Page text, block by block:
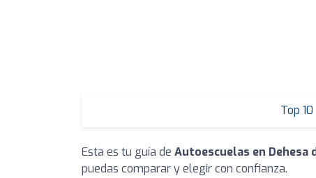
Top 10
Esta es tu guía de Autoescuelas en Dehesa
puedas comparar y elegir con confianza.